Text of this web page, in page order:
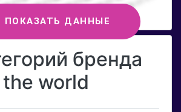
ПОКАЗАТЬ ДАННЫЕ
бренда
world